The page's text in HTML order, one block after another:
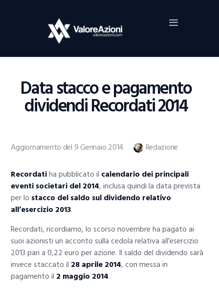
Data stacco e pagamento
dividendi Recordati 2014
Home
Investimenti
Borsa
Guide Al Trading
Criptovalute
Aggiornamento del 9 Gennaio 2014 Redazione
Recordatiha pubblicato il calendario dei principali
eventi societari del 2014, inclusa quindi la data prevista
per lo stacco del saldo sul dividendo relativo
all’esercizio 2013.
Recordati, ricordiamo, lo scorso novembre ha pagato ai
suoi azionisti un acconto sulla cedola relativa all’esercizio
2013 pari a 0,22 euro per azione. Il saldo del dividendo sarà
invece staccato il 28 aprile 2014, con messa in
pagamento il 2 maggio 2014.